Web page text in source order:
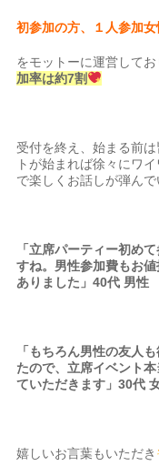
初参加の方、１人参加
をモットーに運営してお
加率は約7割
受付を終え、始まる前
トが始まれば徐々にワ
で楽しくお話しが弾ん
「立席パーティー初め
すね。男性参加費もお
ありました」40代 男性
「もちろん男性の友人
たので、立席イベント
ていただきます」30代
嬉しいお言葉もいただき